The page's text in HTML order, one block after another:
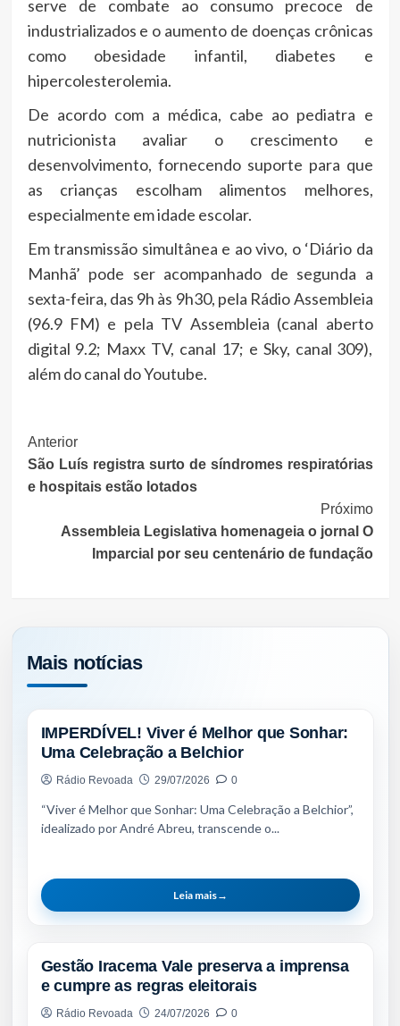
serve de combate ao consumo precoce de
industrializados e o aumento de doenças crônicas
como obesidade infantil, diabetes e
hipercolesterolemia.
De acordo com a médica, cabe ao pediatra e
nutricionista avaliar o crescimento e
desenvolvimento, fornecendo suporte para que
as crianças escolham alimentos melhores,
especialmente em idade escolar.
Em transmissão simultânea e ao vivo, o ‘Diário da
Manhã’ pode ser acompanhado de segunda a
sexta-feira, das 9h às 9h30, pela Rádio Assembleia
(96.9 FM) e pela TV Assembleia (canal aberto
digital 9.2; Maxx TV, canal 17; e Sky, canal 309),
além do canal do Youtube.
Post
Navigation
Anterior
São Luís registra surto de síndromes respiratórias
e hospitais estão lotados
Próximo
Assembleia Legislativa homenageia o jornal O
Imparcial por seu centenário de fundação
Mais notícias
IMPERDÍVEL! Viver é Melhor que Sonhar:
Uma Celebração a Belchior
Rádio Revoada 29/07/2026 0
“Viver é Melhor que Sonhar: Uma Celebração a Belchior”,
idealizado por André Abreu, transcende o...
Leia mais→
NOTÍCIAS
Gestão Iracema Vale preserva a imprensa
e cumpre as regras eleitorais
Rádio Revoada 24/07/2026 0